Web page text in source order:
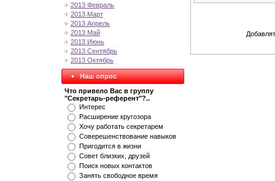
2013 Февраль
2013 Март
2013 Апрель
2013 Май
2013 Июнь
2013 Сентябрь
2013 Октябрь
Наш опрос
Что привело Вас в группу
"Секретарь-референт"?..
Интерес
Расширение кругозора
Хочу работать секретарем
Соверешенствование навыков
Пригодится в жизни
Совет близких, друзей
Поиск новых контактов
Занять свободное время